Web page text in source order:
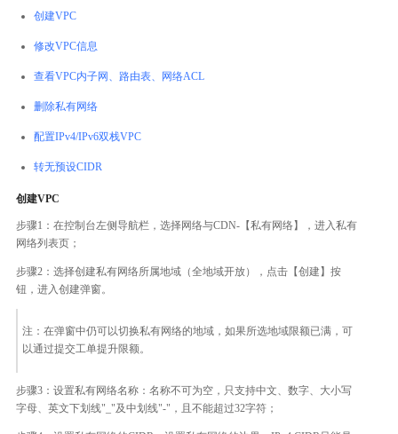
创建VPC
修改VPC信息
查看VPC内子网、路由表、网络ACL
删除私有网络
配置IPv4/IPv6双栈VPC
转无预设CIDR
创建VPC
步骤1：在控制台左侧导航栏，选择网络与CDN-【私有网络】，进入私有
网络列表页；
步骤2：选择创建私有网络所属地域（全地域开放），点击【创建】按
钮，进入创建弹窗。
注：在弹窗中仍可以切换私有网络的地域，如果所选地域限额已满，可
以通过提交工单提升限额。
步骤3：设置私有网络名称：名称不可为空，只支持中文、数字、大小写
字母、英文下划线"_"及中划线"-"，且不能超过32字符；